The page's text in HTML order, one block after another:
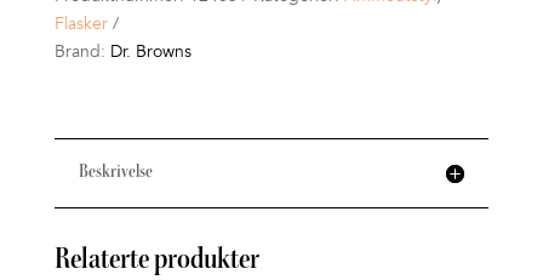
Flasker
Brand: Dr. Browns
Beskrivelse
Relaterte produkter